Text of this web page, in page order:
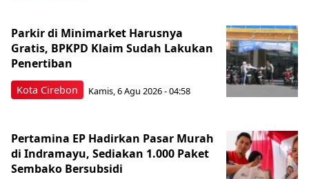
Kota Cirebon
Parkir di Minimarket Harusnya
Gratis, BPKPD Klaim Sudah Lakukan
Penertiban
Kamis, 6 Agu 2026 - 04:58
Pertamina EP Hadirkan Pasar Murah
di Indramayu, Sediakan 1.000 Paket
Sembako Bersubsidi